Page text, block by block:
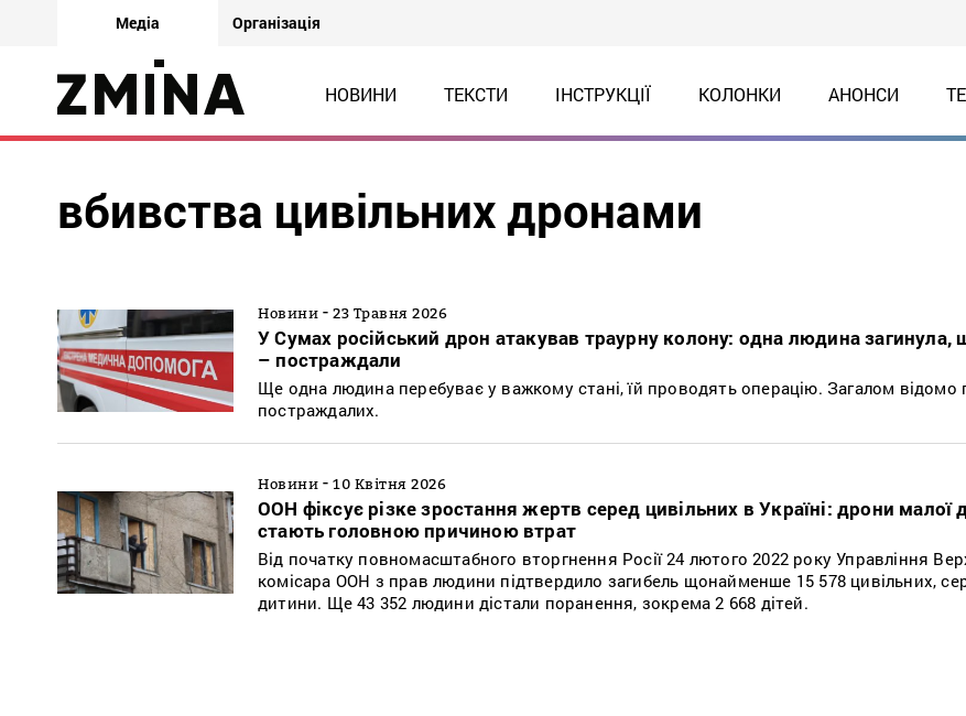
Медіа Організація
НОВИНИ ТЕКСТИ ІНСТРУКЦІЇ КОЛОНКИ АНОНСИ
вбивства цивільних дронами
Новини - 23 Травня 2026
У Сумах російський дрон атакував траурну колону: одна людина загинула,
– постраждали
Ще одна людина перебуває у важкому стані, їй проводять операцію. Загалом відомо
постраждалих.
Новини - 10 Квітня 2026
ООН фіксує різке зростання жертв серед цивільних в Україні: дрони малої
стають головною причиною втрат
Від початку повномасштабного вторгнення Росії 24 лютого 2022 року Управління
комісара ООН з прав людини підтвердило загибель щонайменше 15 578 цивільних,
дитини. Ще 43 352 людини дістали поранення, зокрема 2 668 дітей.